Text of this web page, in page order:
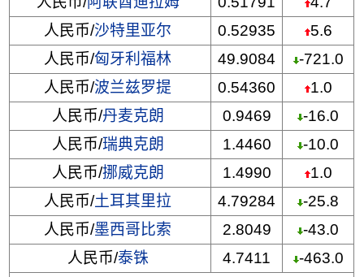
人民币/沙特里亚尔 0.52935
5.6
人民币/匈牙利福林 49.9084
-721.0
人民币/波兰兹罗提 0.54360
1.0
人民币/丹麦克朗 0.9469
-16.0
人民币/瑞典克朗 1.4460
-10.0
人民币/挪威克朗 1.4990
1.0
人民币/土耳其里拉 4.79284
-25.8
人民币/墨西哥比索 2.8049
-43.0
人民币/泰铢 4.7411
-463.0